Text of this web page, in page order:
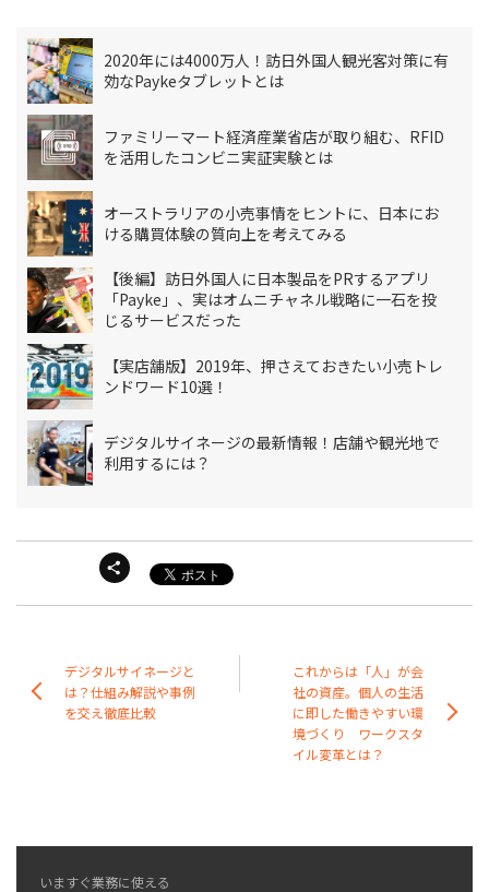
2020年には4000万人！訪日外国人観光客対策に有
効なPaykeタブレットとは
ファミリーマート経済産業省店が取り組む、RFID
を活用したコンビニ実証実験とは
オーストラリアの小売事情をヒントに、日本にお
ける購買体験の質向上を考えてみる
【後編】訪日外国人に日本製品をPRするアプリ
「Payke」、実はオムニチャネル戦略に一石を投
じるサービスだった
【実店舗版】2019年、押さえておきたい小売トレ
ンドワード10選！
デジタルサイネージの最新情報！店舗や観光地で
利用するには？
デジタルサイネージと
は？仕組み解説や事例
を交え徹底比較
これからは「人」が会
社の資産。個人の生活
に即した働きやすい環
境づくり ワークスタ
イル変革とは？
いますぐ業務に使える